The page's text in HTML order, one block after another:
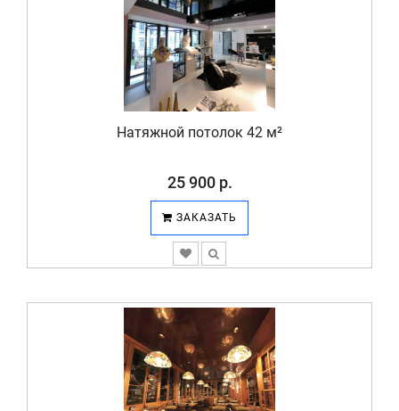
Натяжной потолок 42 м²
25 900 р.
ЗАКАЗАТЬ